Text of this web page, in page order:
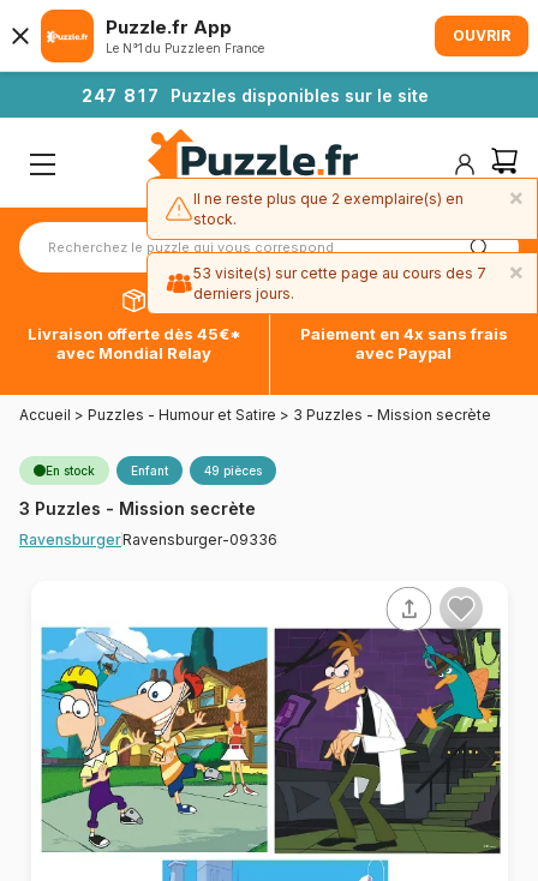
247 81 7 Puzzles disponibles sur le site
Livraison offerte dès 45€*
avec Mondial Relay
Paiement en 4x sans frais
avec Paypal
Accueil > Puzzles - Humour et Satire > 3 Puzzles - Mission secrète
En stock Enfant 49 pièces
3 Puzzles - Mission secrète
RavensburgerRavensburger-09336
Puzzle.fr App
Le N°1 du Puzzle en France
OUVRIR
×
Il ne reste plus que 2 exemplaire(s) en
stock.
×
53 visite(s) sur cette page au cours des 7
derniers jours.